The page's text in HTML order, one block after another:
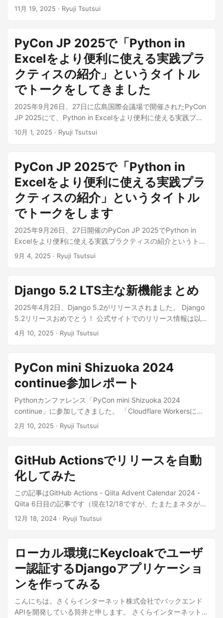
ルでトークをしてきました。資料は以下に置いてあります。
11月 19, 2025 · Ryuji Tsutsui
PyCon JP 2025で「Python in
Excelをより便利に使える実践プラ
クティスの紹介」というタイトル
でトークをしてきました
2025年9月26日、27日に広島国際会議場で開催されたPyCon
JP 2025にて、Python in Excelをより便利に使える実践プラ
クティスの紹介というトークをしてきました。 資料は以下に
10月 1, 2025 · Ryuji Tsutsui
PyCon JP 2025で「Python in
Excelをより便利に使える実践プラ
クティスの紹介」というタイトル
でトークをします
2025年9月26日、27日開催のPyCon JP 2025でPython in
Excelをより便利に使える実践プラクティスの紹介というトー
クをします。 Python in Excelは私が2024年からキャッチアッ
えるとうれしいです。トークタイトルには「実践」と入って
いますが、Python in Excelをよく知らない人にも理解できる
トークにするつもりです。 また、今回は初の広島開催という
ことで、どんなイベントになるのか楽しみにしています。 私
の番は26日（1日目）14:15 - 14:45です。 チケット購入は以
下のconnpassイベントページからお願いします！ PyCon JP
9月 4, 2025 · Ryuji Tsutsui
Django 5.2 LTS主な新機能まとめ
2025年4月2日、Django 5.2がリリースされました。 Django
5.2リリースおめでとう！ 公式サイトでのリリース情報は以下
を参照してください。 Django 5.2 release notes | Django
バージョンのサポート期限についての詳細は以下公式ドキュ
メント「Supported Versions」を参照してください。
Download Django | Django ...
4月 10, 2025 · Ryuji Tsutsui
PyCon mini Shizuoka 2024
continue参加レポート
Pythonカンファレンス「PyCon mini Shizuoka 2024
continue」に参加してきました。 「Cloudflare Workersに
Pythonがやってきた」というタイトルでトークもしてきまし
2月 10, 2025 · Ryuji Tsutsui
GitHub Actionsでリリースを自動
化してみた
この記事はGitHub Actions - Qiita Advent Calendar 2024 -
Qiita 6日目の記事です（現在12/18ですが、たまたまネタがあ
ったので空いている日に入れてみました）。 GitHub Actions
12月 18, 2024 · Ryuji Tsutsui
ローカル環境にKeycloakでユーザ
ー認証するDjangoアプリケーショ
ンを作ってみる
こんにちは。さくらインターネット株式会社でバックエンド
APIを開発している筒井と申します。 さくらインターネット -